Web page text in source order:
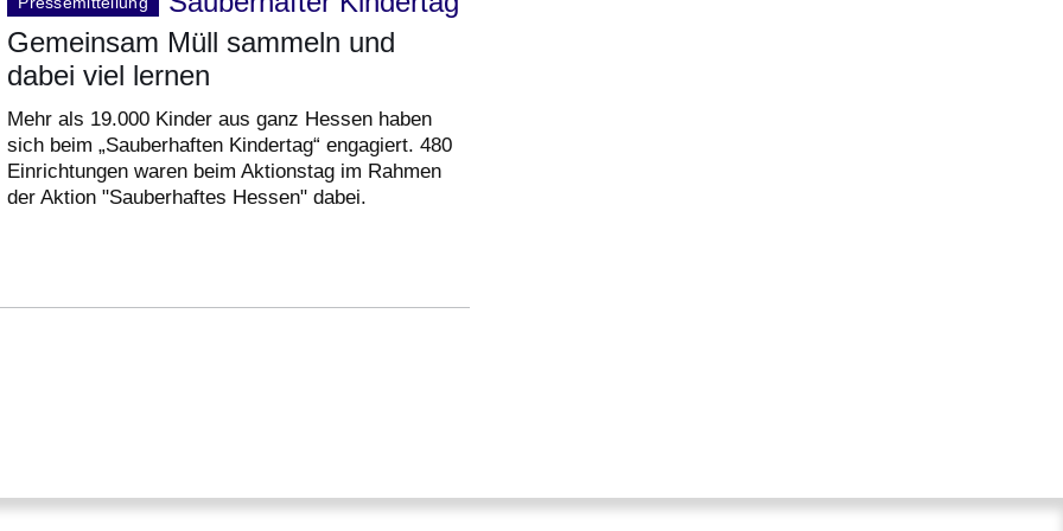
Gemeinsam Müll sammeln und
dabei viel lernen
Mehr als 19.000 Kinder aus ganz Hessen haben
sich beim „Sauberhaften Kindertag“ engagiert. 480
Einrichtungen waren beim Aktionstag im Rahmen
der Aktion "Sauberhaftes Hessen" dabei.